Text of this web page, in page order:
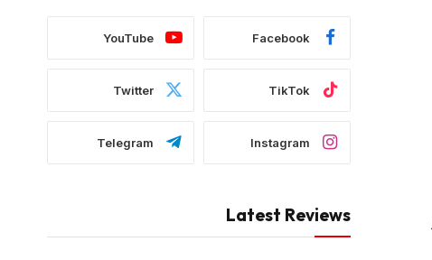
Facebook
YouTube
TikTok
Twitter
Instagram
Telegram
Latest Reviews